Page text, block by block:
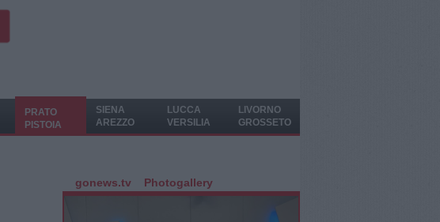
PRATO
PISTOIA
SIENA
AREZZO
LUCCA
VERSILIA
LIVORNO
GROSSETO
gonews.tv Photogallery